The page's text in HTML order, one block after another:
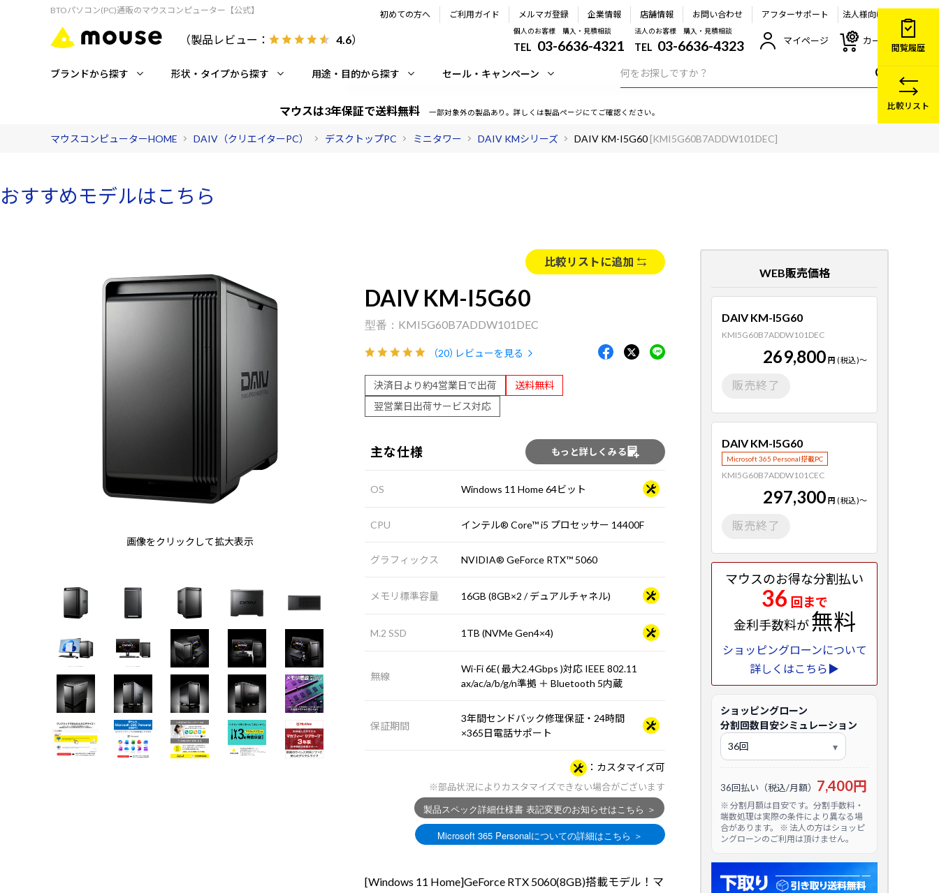
BTOパソコン(PC)通販のマウスコンピューター【公式】
（製品レビュー： 4.6）
初めての方へ ご利用ガイド メルマガ登録 企業情報 店舗情報 お問い合わせ アフターサポート 法人様向け
個人のお客様 購入・見積相談
TEL 03-6636-4321
法人のお客様 購入・見積相談
TEL 03-6636-4323 マイページ カート
ブランドから探す 形状・タイプから探す 用途・目的から探す セール・キャンペーン
マウスは3年保証で送料無料 一部対象外の製品あり。詳しくは製品ページにてご確認ください。
マウスコンピューターHOME DAIV（クリエイターPC） デスクトップPC ミニタワー DAIV KMシリーズ DAIV KM-I5G60 [KMI5G60B7ADDW101DEC]
おすすめモデルはこちら
画像をクリックして拡大表示
比較リストに追加
DAIV KM-I5G60
KMI5G60B7ADDW101DEC
（20）レビューを見る
決済日より約4営業日で出荷
送料無料
翌営業日出荷サービス対応
主な仕様 もっと詳しくみる
OS Windows 11 Home 64ビット
CPU インテル® Core™ i5 プロセッサー 14400F
グラフィックス NVIDIA® GeForce RTX™ 5060
メモリ標準容量 16GB (8GB×2 / デュアルチャネル)
M.2 SSD 1TB (NVMe Gen4×4)
無線
Wi-Fi 6E( 最大2.4Gbps )対応 IEEE 802.11
ax/ac/a/b/g/n準拠 ＋ Bluetooth 5内蔵
保証期間
3年間センドバック修理保証・24時間
×365日電話サポート
カスタマイズ可
※部品状況によりカスタマイズできない場合がございます
[Windows 11 Home]GeForce RTX 5060(8GB)搭載モデル！マ
WEB販売価格
DAIV KM-I5G60
KMI5G60B7ADDW101DEC
269,800 円 (税込)～
販売終了
DAIV KM-I5G60
Microsoft 365 Personal搭載PC
KMI5G60B7ADDW101CEC
297,300 円 (税込)～
販売終了
マウスのお得な分割払い
36 回まで
金利手数料が無料
ショッピングローンについて
詳しくはこちら▶
ショッピングローン
分割回数目安シミュレーション
36回払い（税込/月額） 7,400円
※ 分割月額は目安です。分割手数料・
端数処理は実際の条件により異なる場
合があります。 ※ 法人の方はショッピ
ングローンのご利用は頂けません。
閲覧履歴
比較リスト